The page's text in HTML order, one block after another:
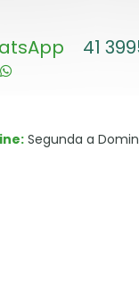
41
Segunda a